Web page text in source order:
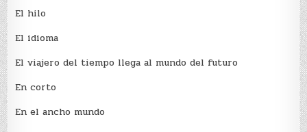
El hilo
El idioma
El viajero del tiempo llega al mundo del futuro
En corto
En el ancho mundo